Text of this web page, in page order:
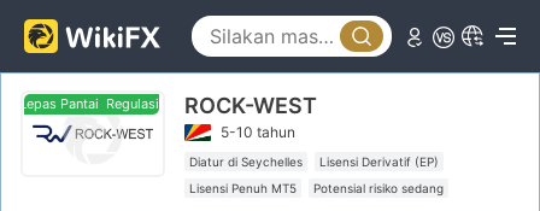
Pantai Regulasi Lepas PantaiROCK-WEST
5-10 tahun
Diatur di Seychelles
Lisensi Derivatif (EP)
Lisensi Penuh MT5
Potensial risiko sedang
0
1
4
5
6